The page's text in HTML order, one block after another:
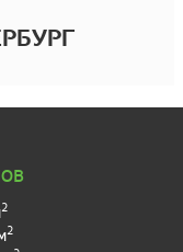
2
2